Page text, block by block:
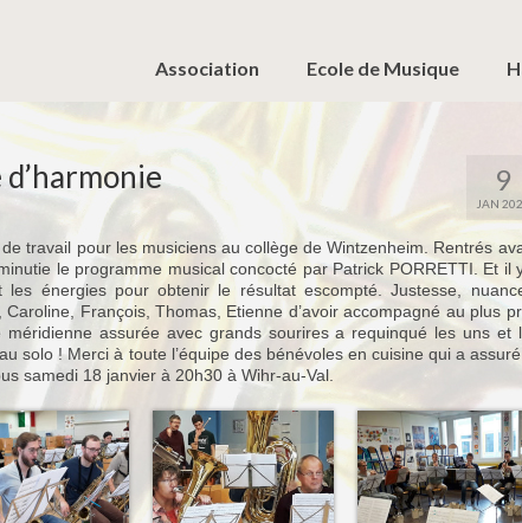
Association Ecole de Musique
9
JAN
travail pour les musiciens au collège de Wintzenheim. Rentrés
le programme musical concocté par Patrick PORRETTI. Et il
énergies pour obtenir le résultat escompté. Justesse,
François, Thomas, Etienne d’avoir accompagné au plus
assurée avec grands sourires a requinqué les uns et
solo ! Merci à toute l’équipe des bénévoles en cuisine qui a
samedi 18 janvier à 20h30 à Wihr-au-Val.